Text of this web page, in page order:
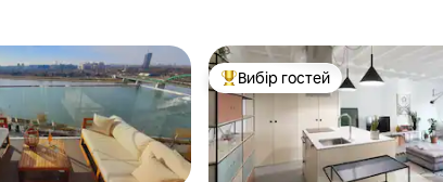
Топ вибір гостей
Вибір гостей